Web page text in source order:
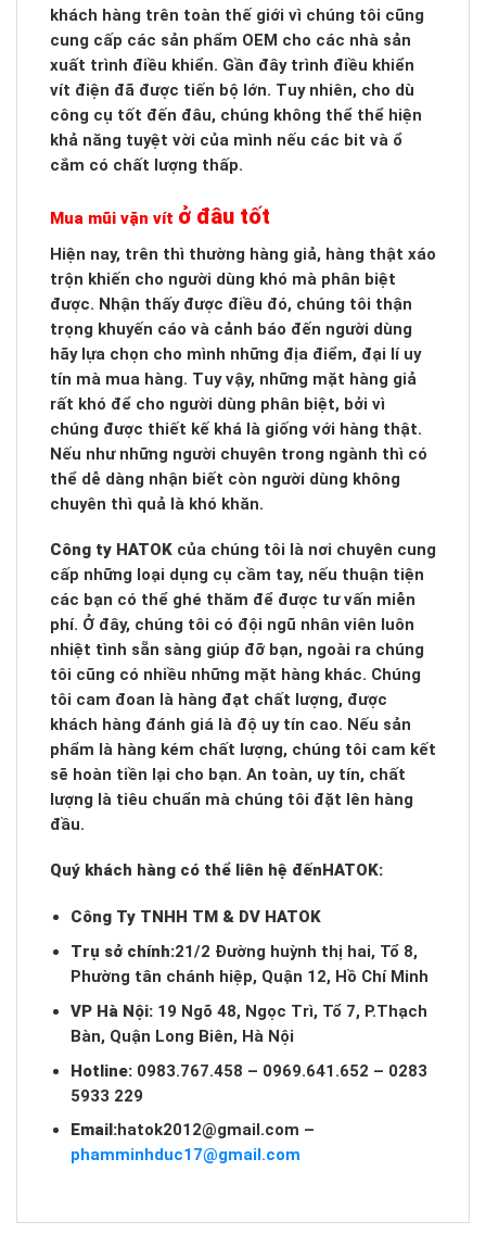
khách hàng trên toàn thế giới vì chúng tôi cũng
cung cấp các sản phẩm OEM cho các nhà sản
xuất trình điều khiển. Gần đây trình điều khiển
vít điện đã được tiến bộ lớn. Tuy nhiên, cho dù
công cụ tốt đến đâu, chúng không thể thể hiện
khả năng tuyệt vời của mình nếu các bit và ổ
cắm có chất lượng thấp.
Mua mũi vặn vít ở đâu tốt
Hiện nay, trên thì thường hàng giả, hàng thật xáo
trộn khiến cho người dùng khó mà phân biệt
được. Nhận thấy được điều đó, chúng tôi thận
trọng khuyến cáo và cảnh báo đến người dùng
hãy lựa chọn cho mình những địa điểm, đại lí uy
tín mà mua hàng. Tuy vậy, những mặt hàng giả
rất khó để cho người dùng phân biệt, bởi vì
chúng được thiết kế khá là giống với hàng thật.
Nếu như những người chuyên trong ngành thì có
thể dễ dàng nhận biết còn người dùng không
chuyên thì quả là khó khăn.
Công ty HATOK của chúng tôi là nơi chuyên cung
cấp những loại dụng cụ cầm tay, nếu thuận tiện
các bạn có thể ghé thăm để được tư vấn miễn
phí. Ở đây, chúng tôi có đội ngũ nhân viên luôn
nhiệt tình sẵn sàng giúp đỡ bạn, ngoài ra chúng
tôi cũng có nhiều những mặt hàng khác. Chúng
tôi cam đoan là hàng đạt chất lượng, được
khách hàng đánh giá là độ uy tín cao. Nếu sản
phẩm là hàng kém chất lượng, chúng tôi cam kết
sẽ hoàn tiền lại cho bạn. An toàn, uy tín, chất
lượng là tiêu chuẩn mà chúng tôi đặt lên hàng
đầu.
Quý khách hàng có thể liên hệ đến HATOK:
Công Ty TNHH TM & DV HATOK
Trụ sở chính:21/2 Đường huỳnh thị hai, Tổ 8,
Phường tân chánh hiệp, Quận 12, Hồ Chí Minh
VP Hà Nội: 19 Ngõ 48, Ngọc Trì, Tổ 7, P.Thạch
Bàn, Quận Long Biên, Hà Nội
Hotline: 0983.767.458 – 0969.641.652 – 0283
5933 229
Email:hatok2012@gmail.com –
phamminhduc17@gmail.com